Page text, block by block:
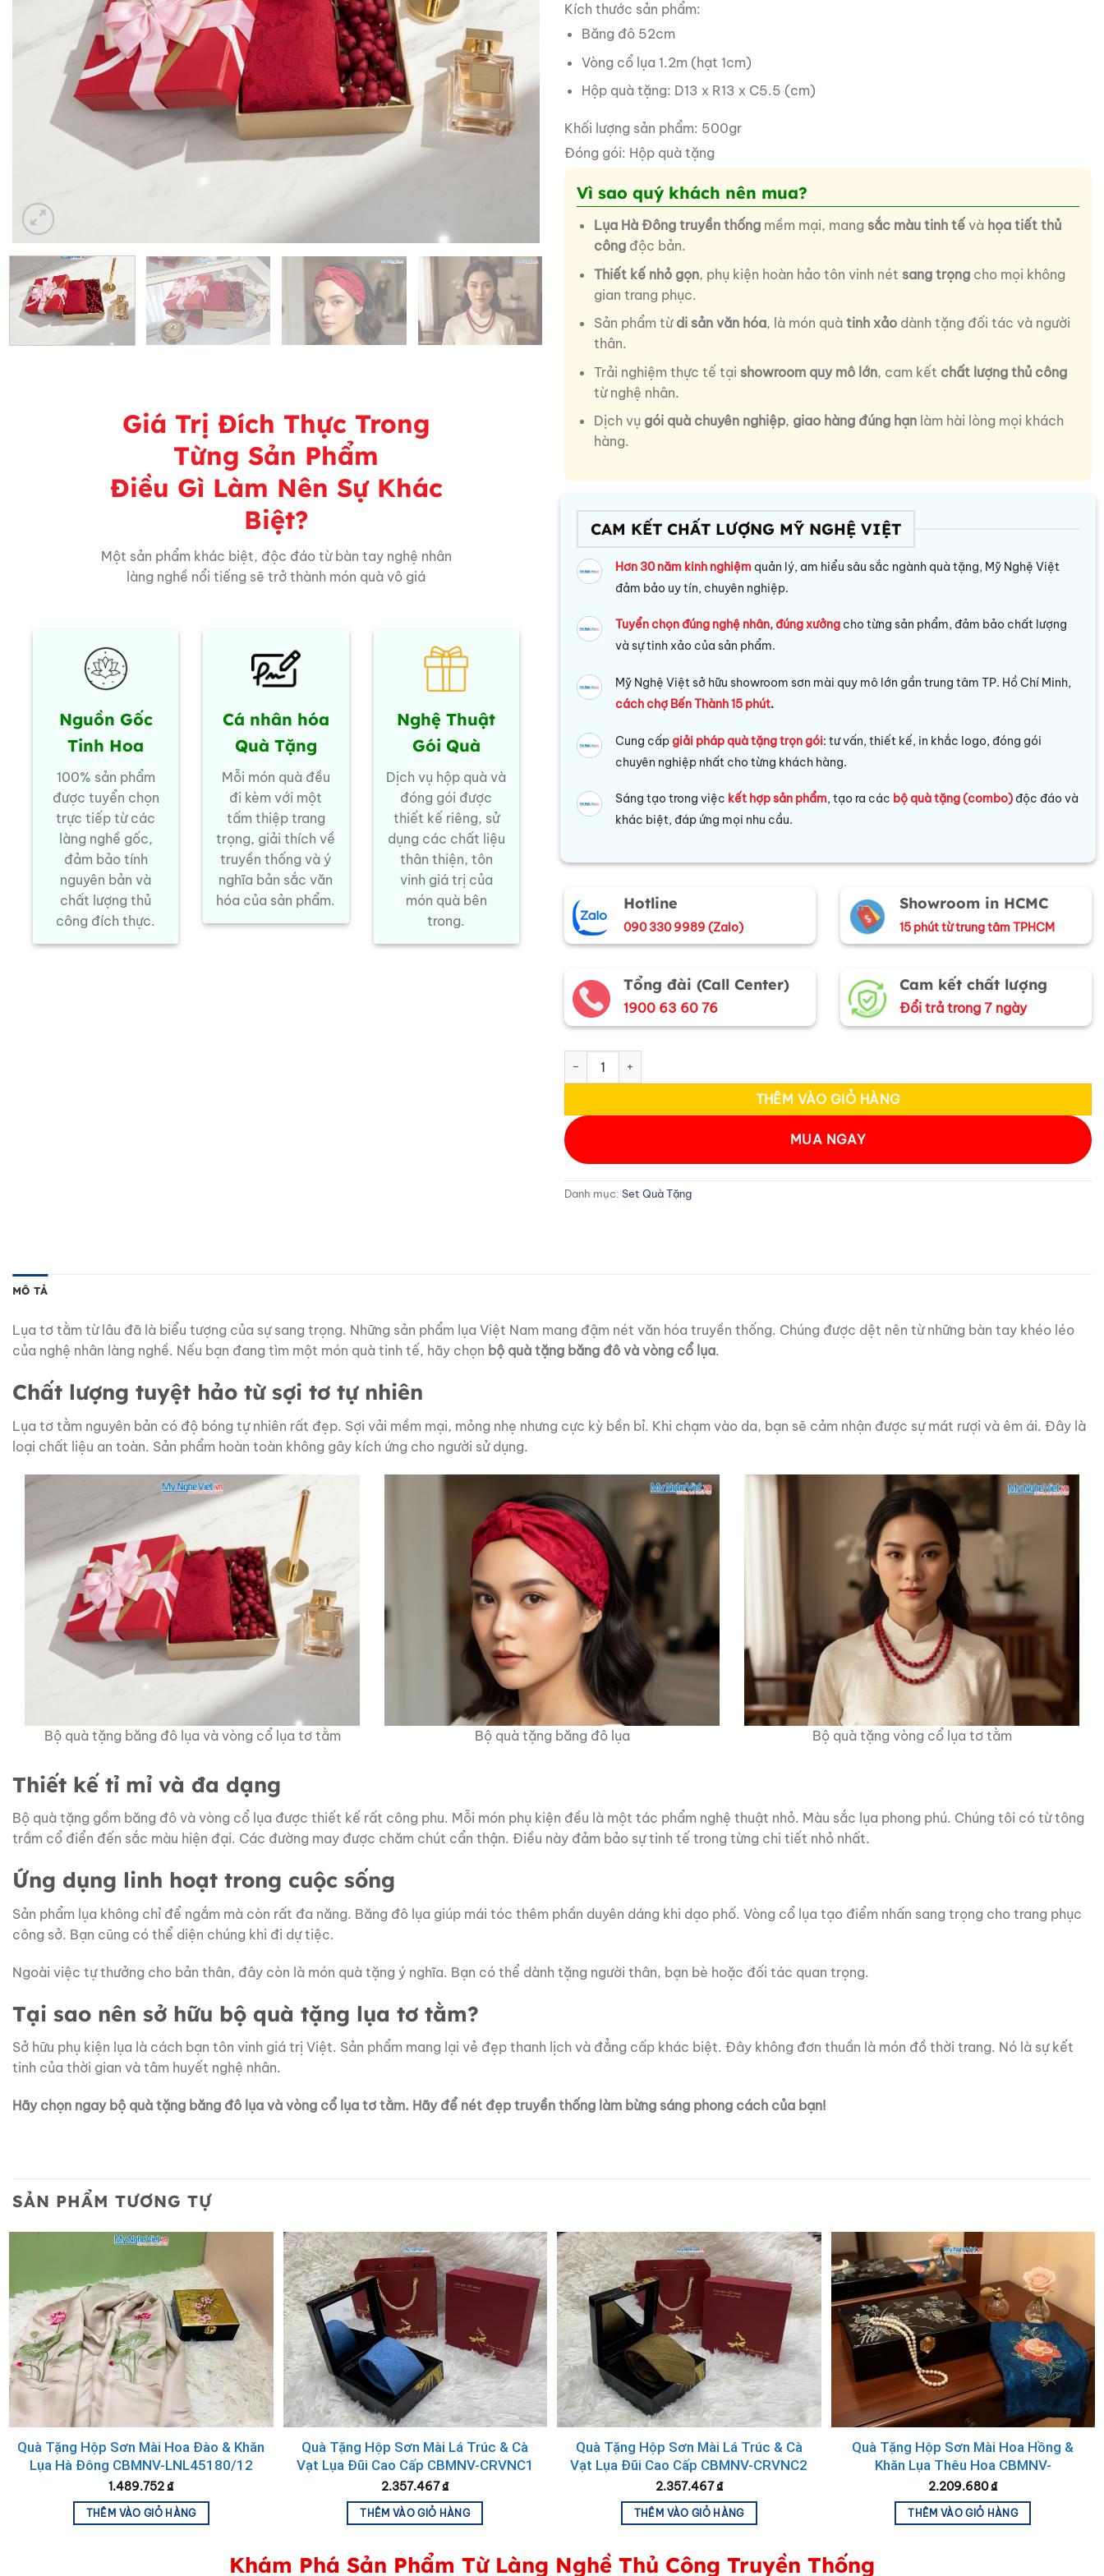
Giá Trị Đích Thực Trong
Từng Sản Phẩm
Điều Gì Làm Nên Sự Khác
Biệt?
Một sản phẩm khác biệt, độc đáo từ bàn tay nghệ nhân
làng nghề nổi tiếng sẽ trở thành món quà vô giá
Nguồn Gốc
Tinh Hoa
100% sản phẩm
được tuyển chọn
trực tiếp từ các
làng nghề gốc,
đảm bảo tính
nguyên bản và
chất lượng thủ
công đích thực.
Cá nhân hóa
Quà Tặng
Mỗi món quà đều
đi kèm với một
tấm thiệp trang
trọng, giải thích về
truyền thống và ý
nghĩa bản sắc văn
hóa của sản phẩm.
Nghệ Thuật
Gói Quà
Dịch vụ hộp quà và
đóng gói được
thiết kế riêng, sử
dụng các chất liệu
thân thiện, tôn
vinh giá trị của
món quà bên
trong.
Kích thước sản phẩm:
Băng đô 52cm
Vòng cổ lụa 1.2m (hạt 1cm)
Hộp quà tặng: D13 x R13 x C5.5 (cm)
Khối lượng sản phẩm: 500gr
Đóng gói: Hộp quà tặng
Vì sao quý khách nên mua?
Lụa Hà Đông truyền thốngmềm mại, mang sắc màu tinh tếvà họa tiết thủ
côngđộc bản.
Thiết kế nhỏ gọn, phụ kiện hoàn hảo tôn vinh nét sang trọngcho mọi không
gian trang phục.
Sản phẩm từ di sản văn hóa, là món quà tinh xảodành tặng đối tác và người
thân.
Trải nghiệm thực tế tại showroom quy mô lớn, cam kết chất lượng thủ công
từ nghệ nhân.
Dịch vụ gói quà chuyên nghiệp, giao hàng đúng hạnlàm hài lòng mọi khách
hàng.
CAM KẾT CHẤT LƯỢNG MỸ NGHỆ VIỆT
Hơn 30 năm kinh nghiệm quản lý, am hiểu sâu sắc ngành quà tặng, Mỹ Nghệ Việt
đảm bảo uy tín, chuyên nghiệp.
Tuyển chọn đúng nghệ nhân, đúng xưởng cho từng sản phẩm, đảm bảo chất lượng
và sự tinh xảo của sản phẩm.
Mỹ Nghệ Việt sở hữu showroom sơn mài quy mô lớn gần trung tâm TP. Hồ Chí Minh,
cách chợ Bến Thành 15 phút.
Cung cấpgiải pháp quà tặng trọn gói: tư vấn, thiết kế, in khắc logo, đóng gói
chuyên nghiệp nhất cho từng khách hàng.
Sáng tạo trong việc kết hợp sản phẩm, tạo ra các bộ quà tặng (combo) độc đáo và
khác biệt, đáp ứng mọi nhu cầu.
Hotline
090 330 9989 (Zalo)
Showroom in HCMC
15 phút từ trung tâm TPHCM
Tổng đài (Call Center)
1900 63 60 76
Cam kết chất lượng
Đổi trả trong 7 ngày
THÊM VÀO GIỎ HÀNG
MUA NGAY
Danh mục: Set Quà Tặng
MÔ TẢ
Lụa tơ tằm từ lâu đã là biểu tượng của sự sang trọng. Những sản phẩm lụa Việt Nam mang đậm nét văn hóa truyền thống. Chúng được dệt nên từ những bàn tay khéo léo
của nghệ nhân làng nghề. Nếu bạn đang tìm một món quà tinh tế, hãy chọn bộ quà tặng băng đô và vòng cổ lụa.
Chất lượng tuyệt hảo từ sợi tơ tự nhiên
Lụa tơ tằm nguyên bản có độ bóng tự nhiên rất đẹp. Sợi vải mềm mại, mỏng nhẹ nhưng cực kỳ bền bỉ. Khi chạm vào da, bạn sẽ cảm nhận được sự mát rượi và êm ái. Đây là
loại chất liệu an toàn. Sản phẩm hoàn toàn không gây kích ứng cho người sử dụng.
Bộ quà tặng băng đô lụa và vòng cổ lụa tơ tằm Bộ quà tặng băng đô lụa Bộ quà tặng vòng cổ lụa tơ tằm
Thiết kế tỉ mỉ và đa dạng
Bộ quà tặng gồm băng đô và vòng cổ lụa được thiết kế rất công phu. Mỗi món phụ kiện đều là một tác phẩm nghệ thuật nhỏ. Màu sắc lụa phong phú. Chúng tôi có từ tông
trầm cổ điển đến sắc màu hiện đại. Các đường may được chăm chút cẩn thận. Điều này đảm bảo sự tinh tế trong từng chi tiết nhỏ nhất.
Ứng dụng linh hoạt trong cuộc sống
Sản phẩm lụa không chỉ để ngắm mà còn rất đa năng. Băng đô lụa giúp mái tóc thêm phần duyên dáng khi dạo phố. Vòng cổ lụa tạo điểm nhấn sang trọng cho trang phục
công sở. Bạn cũng có thể diện chúng khi đi dự tiệc.
Ngoài việc tự thưởng cho bản thân, đây còn là món quà tặng ý nghĩa. Bạn có thể dành tặng người thân, bạn bè hoặc đối tác quan trọng.
Tại sao nên sở hữu bộ quà tặng lụa tơ tằm?
Sở hữu phụ kiện lụa là cách bạn tôn vinh giá trị Việt. Sản phẩm mang lại vẻ đẹp thanh lịch và đẳng cấp khác biệt. Đây không đơn thuần là món đồ thời trang. Nó là sự kết
tinh của thời gian và tâm huyết nghệ nhân.
Hãy chọn ngay bộ quà tặng băng đô lụa và vòng cổ lụa tơ tằm. Hãy để nét đẹp truyền thống làm bừng sáng phong cách của bạn!
SẢN PHẨM TƯƠNG TỰ
Quà Tặng Hộp Sơn Mài Hoa Đào & Khăn
Lụa Hà Đông CBMNV-LNL45180/12
1.489.752₫
THÊM VÀO GIỎ HÀNG
Quà Tặng Hộp Sơn Mài Lá Trúc & Cà
Vạt Lụa Đũi Cao Cấp CBMNV-CRVNC1
2.357.467₫
THÊM VÀO GIỎ HÀNG
Quà Tặng Hộp Sơn Mài Lá Trúc & Cà
Vạt Lụa Đũi Cao Cấp CBMNV-CRVNC2
2.357.467₫
THÊM VÀO GIỎ HÀNG
Quà Tặng Hộp Sơn Mài Hoa Hồng &
Khăn Lụa Thêu Hoa CBMNV-
LNL45180.1
2.209.680₫
THÊM VÀO GIỎ HÀNG
Khám Phá Sản Phẩm Từ Làng Nghề Thủ Công Truyền Thống